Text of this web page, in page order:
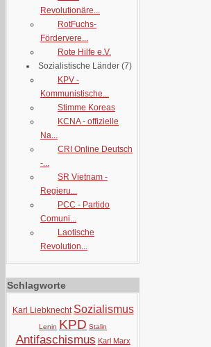
Revolutionäre...
RotFuchs-
Fördervere...
Rote Hilfe e.V.
Sozialistische Länder (7)
KPV -
Kommunistische...
Stimme Koreas
KCNA - offizielle
Na...
CRI Online Deutsch
-...
SR Vietnam -
Regieru...
PCC - Partido
Comuni...
Laotische
Revolution...
Schlagworte
Karl Liebknecht Sozialismus
Lenin KPD Stalin
Antifaschismus Karl Marx